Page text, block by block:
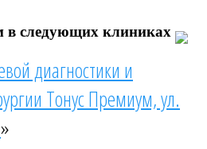
в следующих клиниках
диагностики и
Тонус Премиум, ул.
»